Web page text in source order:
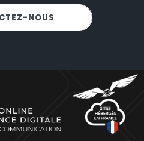
LÀ POUR VOUS
!
NOUS